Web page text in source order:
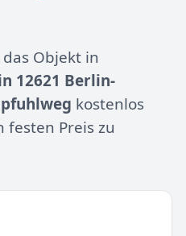
Objekt in
12621 Berlin-
kostenlos
Preis zu